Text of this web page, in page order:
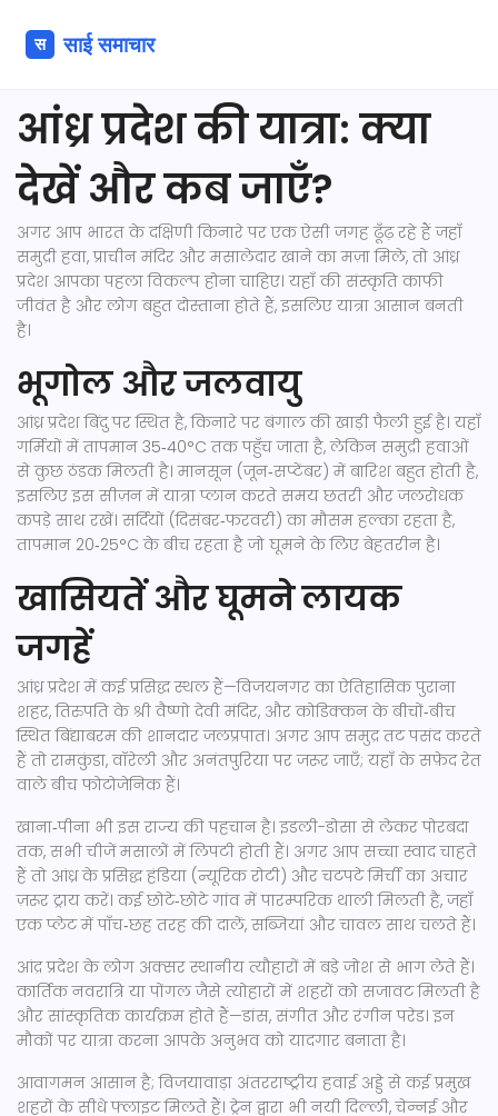
आंध्र प्रदेश की यात्रा: क्या
देखें और कब जाएँ?
अगर आप भारत के दक्षिणी किनारे पर एक ऐसी जगह ढूँढ़ रहे हैं जहाँ
समुद्री हवा, प्राचीन मंदिर और मसालेदार खाने का मज़ा मिले, तो आंध्र
प्रदेश आपका पहला विकल्प होना चाहिए। यहाँ की संस्कृति काफी
जीवंत है और लोग बहुत दोस्ताना होते हैं, इसलिए यात्रा आसान बनती
है।
भूगोल और जलवायु
आंध्र प्रदेश बिंदु पर स्थित है, किनारे पर बंगाल की खाड़ी फैली हुई है। यहाँ
गर्मियों में तापमान 35‑40°C तक पहुँच जाता है, लेकिन समुद्री हवाओं
से कुछ ठंडक मिलती है। मानसून (जून‑सप्टेंबर) में बारिश बहुत होती है,
इसलिए इस सीज़न में यात्रा प्लान करते समय छतरी और जलरोधक
कपड़े साथ रखें। सर्दियों (दिसंबर‑फरवरी) का मौसम हल्का रहता है,
तापमान 20‑25°C के बीच रहता है जो घूमने के लिए बेहतरीन है।
खासियतें और घूमने लायक
जगहें
आंध्र प्रदेश में कई प्रसिद्ध स्थल हैं—विजयनगर का ऐतिहासिक पुराना
शहर, तिरुपति के श्री वैष्णो देवी मंदिर, और कोडिक्कन के बीचों‑बीच
स्थित बिंद्याबरम की शानदार जलप्रपात। अगर आप समुद्र तट पसंद करते
हैं तो रामकुंडा, वॉरेली और अनंतपुरिया पर जरूर जाएँ; यहाँ के सफ़ेद रेत
वाले बीच फोटोजेनिक हैं।
खाना‑पीना भी इस राज्य की पहचान है। इडली-डोसा से लेकर पोरबदा
तक, सभी चीजें मसालों में लिपटी होती हैं। अगर आप सच्चा स्वाद चाहते
हैं तो आंध्र के प्रसिद्ध हंडिया (न्यूरिक रोटी) और चटपटे मिर्ची का अचार
ज़रूर ट्राय करें। कई छोटे‑छोटे गांव में पारम्परिक थाली मिलती है, जहाँ
एक प्लेट में पाँच‑छह तरह की दालें, सब्जियां और चावल साथ चलते हैं।
आंद्र प्रदेश के लोग अक्सर स्थानीय त्यौहारों में बड़े जोश से भाग लेते हैं।
कार्तिक नवरात्रि या पोंगल जैसे त्योहारों में शहरों को सजावट मिलती है
और सांस्कृतिक कार्यक्रम होते हैं—डांस, संगीत और रंगीन परेड। इन
मौकों पर यात्रा करना आपके अनुभव को यादगार बनाता है।
आवागमन आसान है; विजयावाड़ा अंतरराष्ट्रीय हवाई अड्डे से कई प्रमुख
शहरों के सीधे फ्लाइट मिलते हैं। ट्रेन द्वारा भी नयी दिल्ली, चेन्नई और